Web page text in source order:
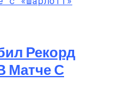
Рекорд
Матче С